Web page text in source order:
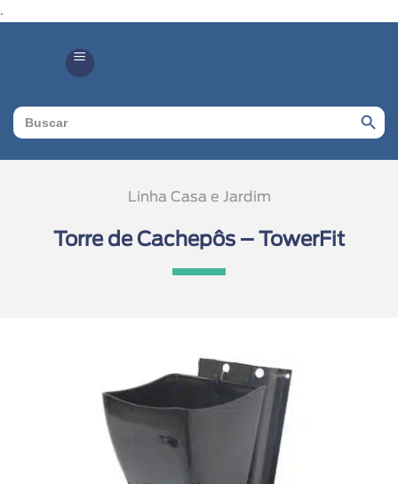
.
Search
for:
Search
Linha Casa e Jardim
Torre de Cachepôs – TowerFit